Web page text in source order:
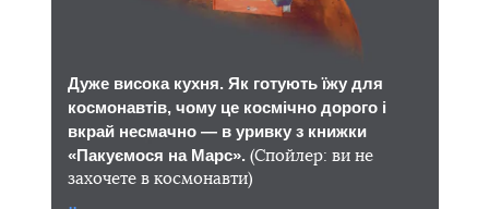
Дуже висока кухня. Як готують їжу для
космонавтів, чому це космічно дорого і
вкрай несмачно — в уривку з книжки
«Пакуємося на Марс». (Спойлер: ви не
захочете в космонавти)